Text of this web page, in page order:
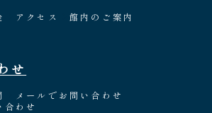
アクセス 館内のご案内
せ
メールでお問い合わせ
合わせ